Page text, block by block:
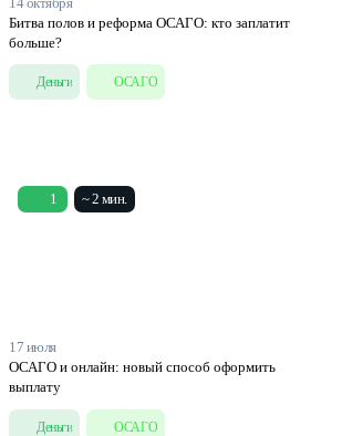
Битва полов и реформа ОСАГО: кто заплатит
больше?
Деньги ОСАГО
1 ~ 2 мин.
17 июля
ОСАГО и онлайн: новый способ оформить
выплату
Деньги ОСАГО